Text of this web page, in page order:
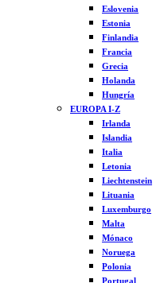
Eslovenia
Estonia
Finlandia
Francia
Grecia
Holanda
Hungría
EUROPA I-Z
Irlanda
Islandia
Italia
Letonia
Liechtenstein
Lituania
Luxemburgo
Malta
Mónaco
Noruega
Polonia
Portugal